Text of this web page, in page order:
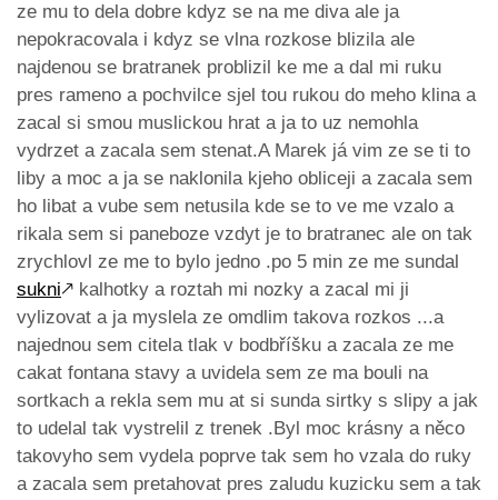
ze mu to dela dobre kdyz se na me diva ale ja
nepokracovala i kdyz se vlna rozkose blizila ale
najdenou se bratranek problizil ke me a dal mi ruku
pres rameno a pochvilce sjel tou rukou do meho klina a
zacal si smou muslickou hrat a ja to uz nemohla
vydrzet a zacala sem stenat.A Marek já vim ze se ti to
liby a moc a ja se naklonila kjeho obliceji a zacala sem
ho libat a vube sem netusila kde se to ve me vzalo a
rikala sem si paneboze vzdyt je to bratranec ale on tak
zrychlovl ze me to bylo jedno .po 5 min ze me sundal
sukni🡕 kalhotky a roztah mi nozky a zacal mi ji
vylizovat a ja myslela ze omdlim takova rozkos ...a
najednou sem citela tlak v bodbříšku a zacala ze me
cakat fontana stavy a uvidela sem ze ma bouli na
sortkach a rekla sem mu at si sunda sirtky s slipy a jak
to udelal tak vystrelil z trenek .Byl moc krásny a něco
takovyho sem vydela poprve tak sem ho vzala do ruky
a zacala sem pretahovat pres zaludu kuzicku sem a tak